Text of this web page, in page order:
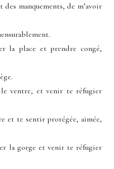
des manquements, de m’avoir
la place et prendre congé,
ventre, et venir te réfugier
et te sentir protégée, aimée,
la gorge et venir te réfugier